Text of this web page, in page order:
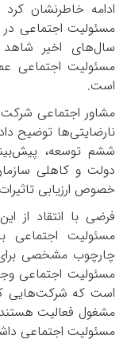
ادامه خاطرنشان
مسئولیت اجتماعی در
سال‌های اخیر
مسئولیت اجتماعی
است.
مشاور اجتماعی
ششم توسعه،
دولت و کاهلی
خصوص ارزیابی
فرضی با انتقاد از
مسئولیت اجتماعی
چارچوب مشخصی
مسئولیت اجتماعی
است که شرکت‌هایی
مشغول فعالیت هستند
مسئولیت اجتماعی